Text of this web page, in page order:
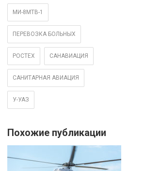
МИ-8МТВ-1
ПЕРЕВОЗКА БОЛЬНЫХ
РОСТЕХ САНАВИАЦИЯ
САНИТАРНАЯ АВИАЦИЯ
У-УАЗ
Похожие публикации